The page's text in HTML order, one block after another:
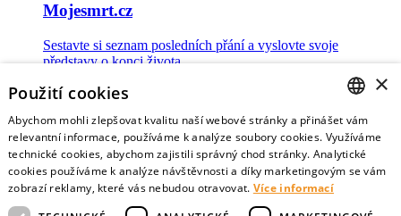
Mojesmrt.cz
Sestavte si seznam posledních přání a vyslovte svoje
představy o konci života
Data o umírání
Nejnovější data o postojích veřejnosti a zdravotníků k umírání
CZECH
ENGLISH
×
Použití cookies
Abychom mohli zlepšovat kvalitu naší webové stránky a přinášet vám
relevantní informace, používáme k analýze soubory cookies. Využíváme
technické cookies, abychom zajistili správný chod stránky. Analytické
cookies používáme k analýze návštěvnosti a díky marketingovým se vám
zobrazí reklamy, které vás nebudou otravovat. Více informací